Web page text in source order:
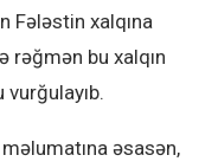
Fələstin xalqına
rəğmən bu xalqın
əsasən,